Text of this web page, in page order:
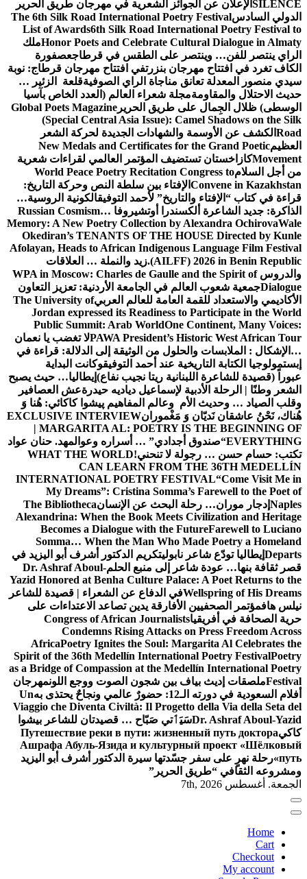
SILENCE الإعلان عن الجوائز الشعرية في مهرجان طريق الحرير
الدولي السادسThe 6th Silk Road International Poetry Festival
List of Awards6th Silk Road International Poetry Festival to
Honor Poets and Celebrate Cultural Dialogue in Almatyملك
الراي ينتصر للفن… وينتصر على الطقس في قرطاجعصفورة
الكاف تغرد في افتتاح مهرجان بنزرتفي افتتاح مهرجان قرطاج: نوبة
سيدي منصور المعدلة تعانق مناجاة الراي الصوفيةقلعة الزئير …
حديث الاحتلال والمقاومةمجلة شعراء العالم (العدد الخاص بآسيا
الوسطى) ظلال الجِمال على طريق الحرير Global Poets Magazine
(Special Central Asia Issue): Camel Shadows on the Silk
Road الكشف عن الأوسمة والشهادات الجديدة لحركة الشعر
العظيمNew Medals and Certificates for the Grand Poetic
Movementكازاخستان تستضيف المؤتمر العالمي لقراءات شعرية
من أجل السلامWorld Peace Poetry Recitation Congress to
Convene in Kazakhstan الإفتاء بين سلطة النص وحركة التاريخ:
قراءة في كتاب “الإفتاء والتاريخ” لأحمد التوفيقالكونية الروسية…
الذاكرة: جديد الشاعرة ألكسندرا أوتشيروفا Russian Cosmism…
Memory: A New Poetry Collection by Alexandra OchirovaWale
Okediran’s TENANTS OF THE HOUSE Directed by Kunle
Afolayan, Heads to African Indigenous Language Film Festival
(AILFF) 2026 in Benin Republic. زيد والنملة … العلاقات
والدروسWPA in Moscow: Charles de Gaulle and the Spirit of
Dialogueجمعية شعوب العالم في الجامعة الأردنية: تعزيز التعاون
الأكاديمي والاستعداد للقمة العامة للعالم العربيThe University of
Jordan expressed its Readiness to Participate in the World
Public Summit: Arab WorldOne Continent, Many Voices:
PAWA President’s Historic West African Tourلا تغضب يا نعمان
…الإشكال : الملابسات والحلول من الوثيقة إلى الدلالة: قراءة في
إبستمولوجيا الكتابة التاريخية عند أحمد التوفيقوكانت البداية
عبوراً (قصيدة للشاعرة اللبنانية ريتا نجيب نفاع) إيطاليا… حيث يصبح
الشعر وطنًا | الرحلة الأدبية لإسماعيل دياديه حيدرةعش العصافير
وقلب الصياد … وحديث الأم وعالم المفاهيم پیشوا کاکائي: هُنا وَ
هُناك، نَحْنُ عاشقان نَديّان وَ مَغْمورانEXCLUSIVE INTERVIEW
| MARGARITA AL: POETRY IS THE BEGINNING OF
EVERYTHING“صندوق أجدادي” … أسراره وعوالمهد. حنان عواد
تكتب: حسام حسن … رجولة لا تنحني!WHAT THE WORLD
CAN LEARN FROM THE 36TH MEDELLÍN
INTERNATIONAL POETRY FESTIVAL“Come Visit Me in
My Dreams”: Cristina Somma’s Farewell to the Poet of
Naples إدجار موران… رحلة البحث عن الإنسانThe Bibliotheca
Alexandrina: When the Book Meets Civilization and Heritage
Becomes a Dialogue with the FutureFarewell to Luciano
Somma… When the Man Who Made Poetry a Homeland
Departs إيطاليا تودّع شاعر نابوليتكريم الدكتور أشرف أبو اليزيد في
قصر ثقافة بنها… عودة شاعر إلى منبع الحلمDr. Ashraf Aboul-
Yazid Honored at Benha Culture Palace: A Poet Returns to the
Wellspring of His Dreamsفي الدفاع عن الشعراء | قصيدة للشاعر
نيلس هافمؤتمر الصحفيين الأفارقة يدين تصاعد الاعتداءات على
حرية الصحافة في أفريقياCongress of African Journalists
Condemns Rising Attacks on Press Freedom Across
AfricaPoetry Ignites the Soul: Margarita Al Celebrates the
Spirit of the 36th Medellín International Poetry FestivalPoetry
as a Bridge of Compassion at the Medellín International Poetry
Festivalملصقات إديث بياف بين شجون الصوت ووجع اللونمهرجان
أفلام السعودية في دورته الـ12: حضورٌ عالمي ونجاحٌ يحتذى به
Un
Viaggio che Diventa Civiltà: Il Progetto della Via della Seta del
Dr. Ashraf Aboul-Yazidسَيَٲتي صَبّاح … قصيدتان للشاعر بيشوا
كاكيПутешествие реки в пути: жизненный путь доктора
Ашрафа Абуль-Язида и культурный проект «Шёлковый
путь» رحلة نهرٍ على سفر جسّدتها سيرة الدكتور أشرف أبو اليزيد
ومشروعه الثقافي “طريق الحرير”
الجمعة. أغسطس 7th, 2026
Home
Cart
Checkout
My account